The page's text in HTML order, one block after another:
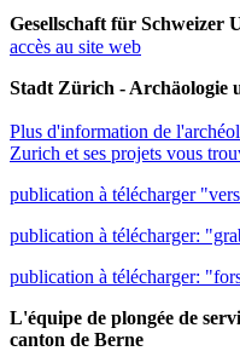
Gesellschaft für Schweizer
accès au site web
Stadt Zürich - Archäologie
Plus d'information de
Zurich et ses projets vous
publication à télécharger
publication à télécharger:
publication à télécharger:
L'équipe de plongée de
canton de Berne